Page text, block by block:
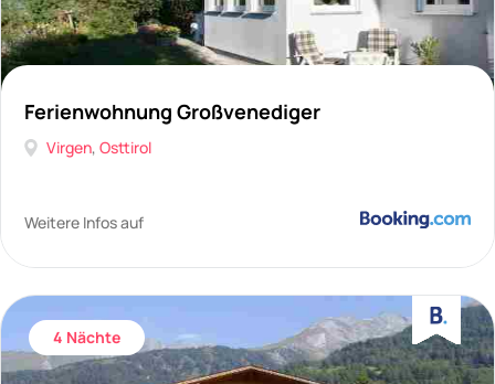
Ferienwohnung Großvenediger
Virgen, Osttirol
Weitere Infos auf
4 Nächte